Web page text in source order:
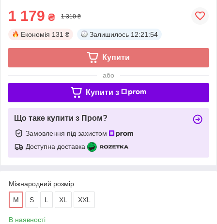
1 179 ₴ 1 310 ₴
Економія 131 ₴ Залишилось 12:21:53
Купити
або
Купити з
Що таке купити з Пром?
Замовлення під захистом
Доступна доставка
Міжнародний розмір
M S L XL XXL
В наявності